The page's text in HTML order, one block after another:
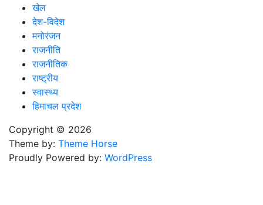
खेल
देश-विदेश
मनोरंजन
राजनीति
राजनीतिक
राष्ट्रीय
स्वास्थ्य
हिमाचल प्रदेश
Copyright © 2026
Theme by: Theme Horse
Proudly Powered by: WordPress